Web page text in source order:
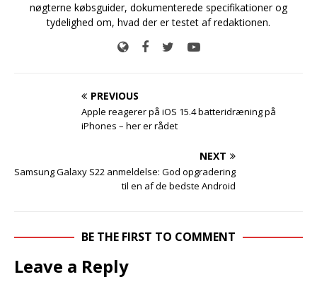
nøgterne købsguider, dokumenterede specifikationer og
tydelighed om, hvad der er testet af redaktionen.
PREVIOUS
Apple reagerer på iOS 15.4 batteridræning på
iPhones – her er rådet
NEXT
Samsung Galaxy S22 anmeldelse: God opgradering
til en af de bedste Android
BE THE FIRST TO COMMENT
Leave a Reply